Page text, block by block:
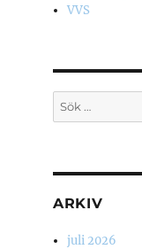
VVS
Sök
efter:
ARKIV
juli 2026